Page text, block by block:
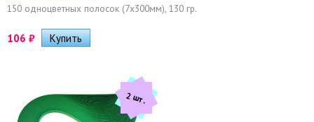
150 одноцветных полосок (7х300мм), 130 гр.
106 ₽
2 шт.